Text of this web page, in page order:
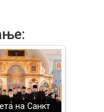
на Санкт